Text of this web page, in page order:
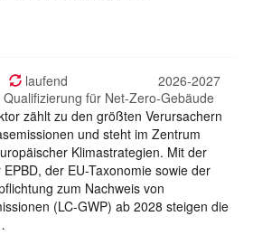
laufend
2026-2027
für Net-Zero-Gebäude
zählt zu den größten Verursachern
und steht im Zentrum
Klimastrategien. Mit der
der EU-Taxonomie sowie der
zum Nachweis von
(LC-GWP) ab 2028 steigen die